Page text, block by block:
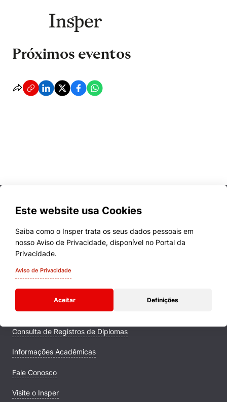
Próximos eventos
Este website usa Cookies
Saiba como o Insper trata os seus dados pessoais em
nosso Aviso de Privacidade, disponível no Portal da
Privacidade.
Aviso de Privacidade
Aceitar Definições
Cursos
Quem Somos
Comunidade Transforme
Campus
Consulta de Registros de Diplomas
Informações Acadêmicas
Fale Conosco
Visite o Insper